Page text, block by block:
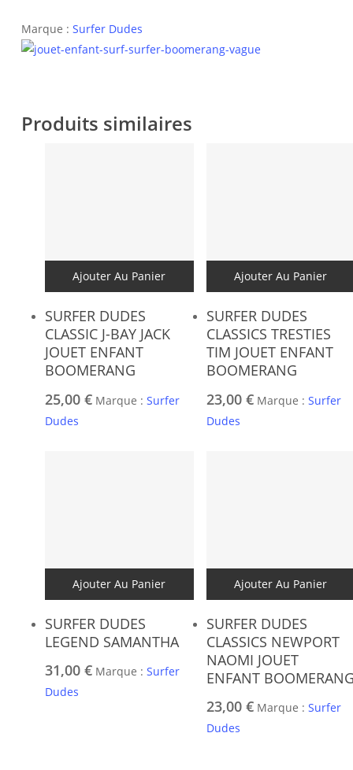
Marque : Surfer Dudes
Produits similaires
Ajouter Au Panier
SURFER DUDES
CLASSIC J-BAY JACK
JOUET ENFANT
BOOMERANG
25,00 € Marque : Surfer
Dudes
Ajouter Au Panier
SURFER DUDES
CLASSICS TRESTIES
TIM JOUET ENFANT
BOOMERANG
23,00 € Marque : Surfer
Dudes
Ajouter Au Panier
SURFER DUDES
LEGEND SAMANTHA
31,00 € Marque : Surfer
Dudes
Ajouter Au Panier
SURFER DUDES
CLASSICS NEWPORT
NAOMI JOUET
ENFANT
23,00 € Marque : Surfer
Dudes